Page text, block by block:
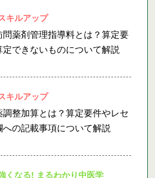
キルアップ
問薬剤管理指導料とは？算定要
定できないものについて解説
キルアップ
調整加算とは？算定要件やレセ
への記載事項について解説
くなる! まるわかり中医学